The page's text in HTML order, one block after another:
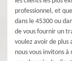
professionnel, et
dans le 45300 ou
de vous fournir un
voulez avoir de plus
nous vous invitons